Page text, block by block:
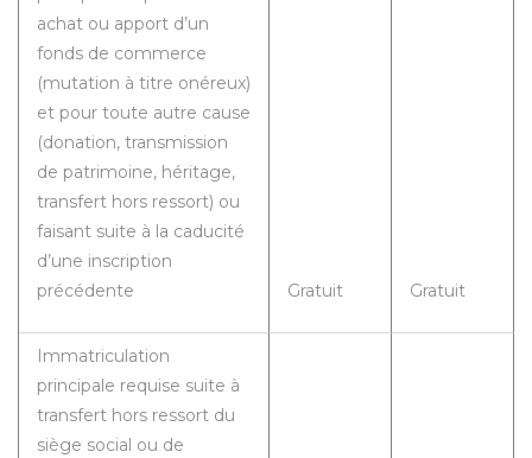
achat ou apport d’un
fonds de commerce
(mutation à titre onéreux)
et pour toute autre cause
(donation, transmission
de patrimoine, héritage,
transfert hors ressort) ou
faisant suite à la caducité
d’une inscription
précédente
Gratuit Gratuit
Immatriculation
principale requise suite à
transfert hors ressort du
siège social ou de